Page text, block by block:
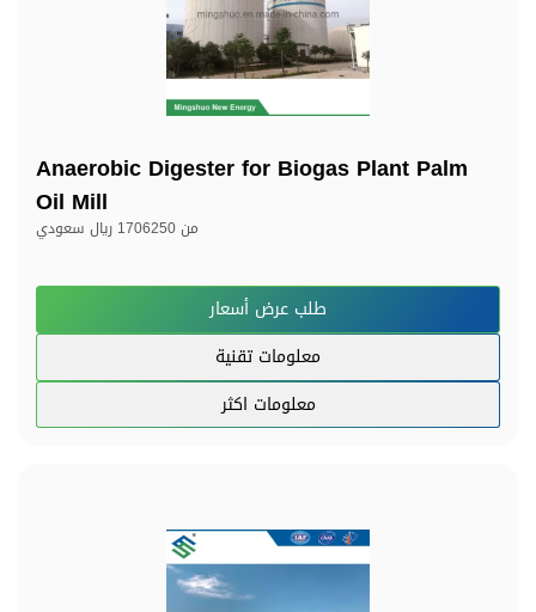
Anaerobic Digester for Biogas Plant Palm
Oil Mill
من1706250 ريال سعودي
طلب عرض أسعار
معلومات تقنية
معلومات اكثر